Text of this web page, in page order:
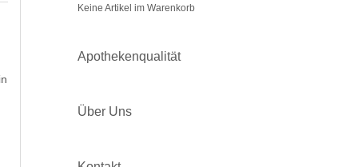
Keine Artikel im Warenkorb
Apothekenqualität
Über Uns